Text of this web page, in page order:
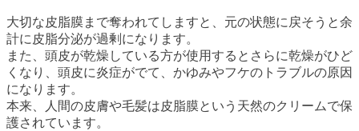
大切な皮脂膜まで奪われてしますと、元の状態に戻そうと余
計に皮脂分泌が過剰になります。
また、頭皮が乾燥している方が使用するとさらに乾燥がひど
くなり、頭皮に炎症がでて、かゆみやフケのトラブルの原因
になります。
本来、人間の皮膚や毛髪は皮脂膜という天然のクリームで保
護されています。